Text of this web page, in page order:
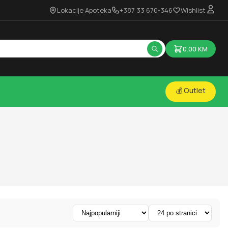
Lokacije Apoteka +387 33 670-346 Wishlist
0.00 KM
💰 Outlet